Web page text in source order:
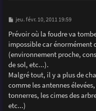
M
s
s
a
g
e
jeu. févr. 10, 2011 19:59
Prévoir où la foudre va
impossible car énormément
(environnement proche,
de sol, etc...).
Malgré tout, il y a plus de
comme les antennes
tonnerres, les cimes des
etc...)